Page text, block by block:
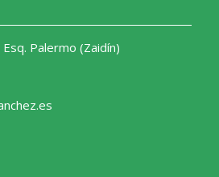
Palermo (Zaidín)